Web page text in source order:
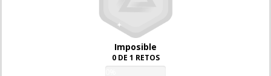
Imposible
0 DE 1 RETOS